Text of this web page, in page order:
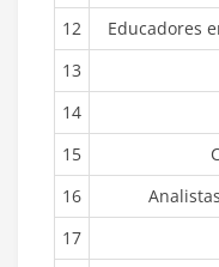
12
Educadores
13
14
15
16
17